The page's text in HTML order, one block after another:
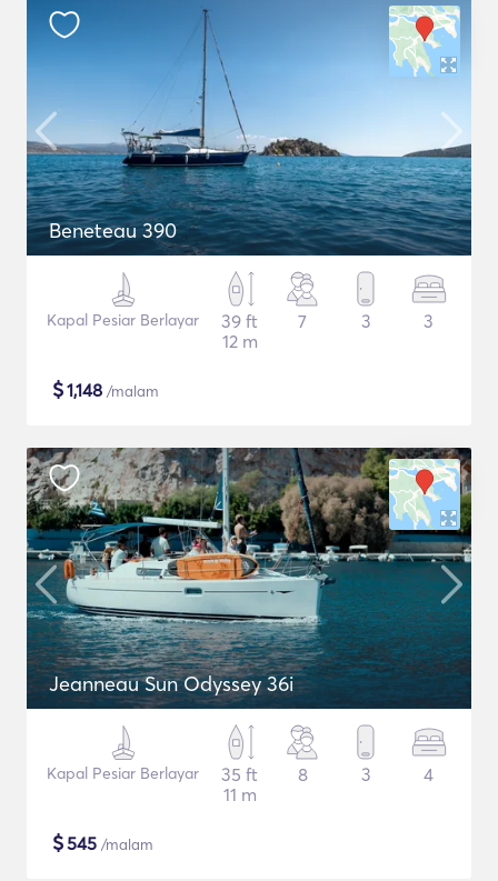
Beneteau 390
Kapal Pesiar Berlayar
39 ft
12 m
7 3 3
$1,148 /malam
Jeanneau Sun Odyssey 36i
Kapal Pesiar Berlayar
35 ft
11 m
8 3 4
$545 /malam